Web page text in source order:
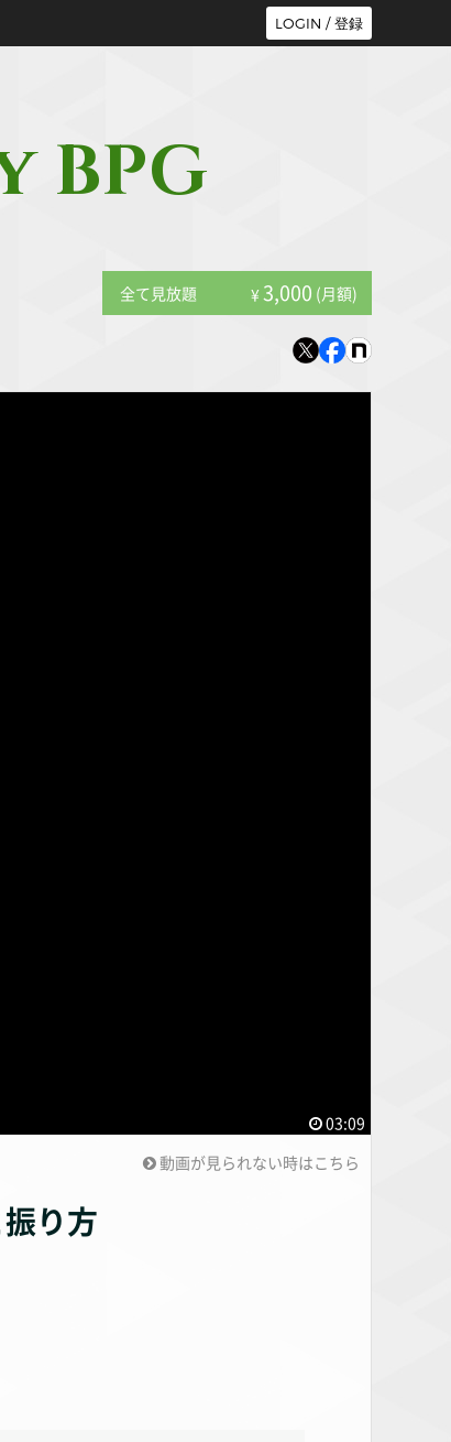
LOGIN / 登録
BPG
全て見放題 ¥3,000 (月額)
03:09
動画が見られない時はこちら
り方